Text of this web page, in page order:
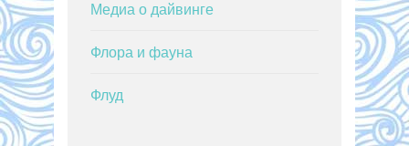
Медиа о дайвинге
Флора и фауна
Флуд